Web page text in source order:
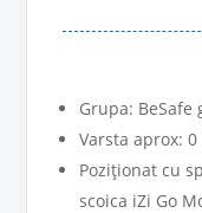
Grupa: BeSafe
Varsta aprox:
Poziţionat cu
scoica iZi Go